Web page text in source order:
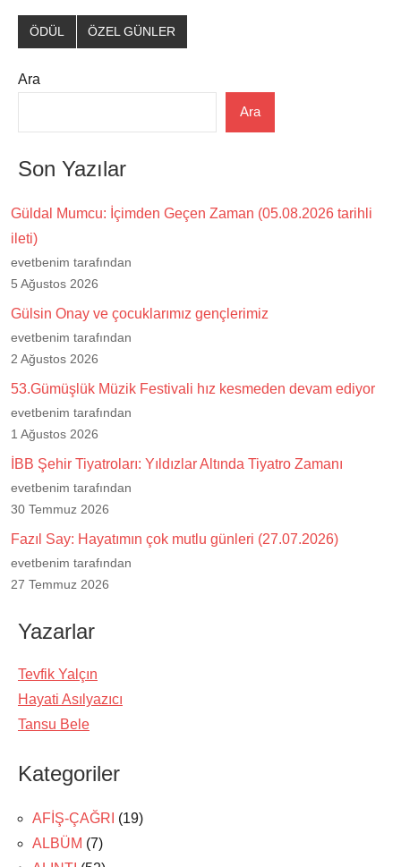
ÖDÜL ÖZEL GÜNLER
Ara
Ara
Son Yazılar
Güldal Mumcu: İçimden Geçen Zaman (05.08.2026 tarihli
ileti)
evetbenim tarafından
5 Ağustos 2026
Gülsin Onay ve çocuklarımız gençlerimiz
evetbenim tarafından
2 Ağustos 2026
53.Gümüşlük Müzik Festivali hız kesmeden devam ediyor
evetbenim tarafından
1 Ağustos 2026
İBB Şehir Tiyatroları: Yıldızlar Altında Tiyatro Zamanı
evetbenim tarafından
30 Temmuz 2026
Fazıl Say: Hayatımın çok mutlu günleri (27.07.2026)
evetbenim tarafından
27 Temmuz 2026
Yazarlar
Tevfik Yalçın
Hayati Asılyazıcı
Tansu Bele
Kategoriler
AFİŞ-ÇAĞRI (19)
ALBÜM (7)